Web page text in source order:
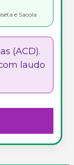
e Sacola
(ACD).
laudo